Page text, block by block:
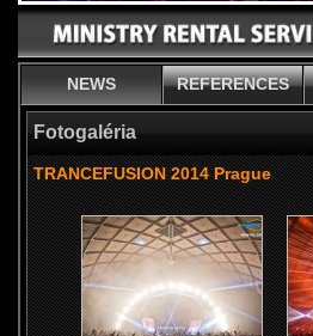
NEWS REFERENCES
Fotogaléria
TRANCEFUSION 2014 Prague